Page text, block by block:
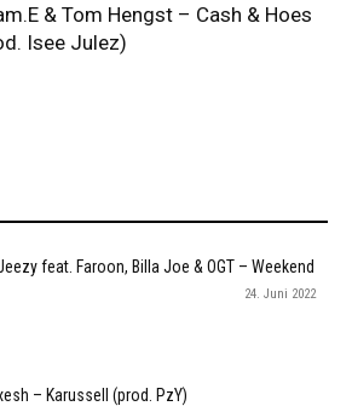
& Tom Hengst – Cash & Hoes
Isee Julez)
feat. Faroon, Billa Joe & OGT – Weekend
24. Juni 2022
– Karussell (prod. PzY)